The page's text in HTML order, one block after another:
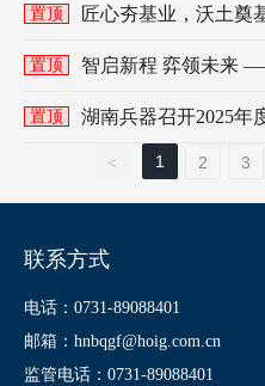
（职工）代表大会圆
置顶
匠心夯基业，沃土
行
置顶
智启新程 弈领未来
置顶
湖南兵器召开2025年
述职测评会
< 1 2 3
联系方式
电话：0731-89088401
邮箱：hnbqgf@hoig.com.cn
监管电话：0731-89088401